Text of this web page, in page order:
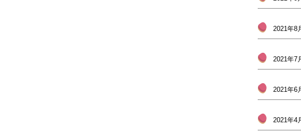
2021年8
2021年7
2021年6
2021年4